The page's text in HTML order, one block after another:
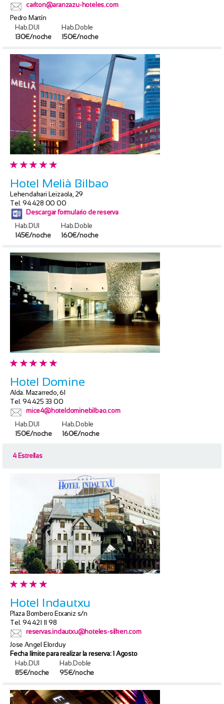
carlton@aranzazu-hoteles.com
Pedro Martín
Hab.DUI
Hab.Doble
130€/noche
150€/noche
Hotel Melià Bilbao
Lehendakari Leizaola, 29
Tel. 94 428 00 00
Descargar formulario de reserva
Hab.DUI
Hab.Doble
145€/noche
160€/noche
Hotel Domine
Alda. Mazarredo, 61
Tel. 94 425 33 00
mice4@hoteldominebilbao.com
Hab.DUI
Hab.Doble
150€/noche
160€/noche
4 Estrellas
Hotel Indautxu
Plaza Bombero Etxaniz s/n
Tel. 94 421 11 98
reservas.indautxu@hoteles-silken.com
Jose Angel Elorduy
Fecha límite para realizar la reserva: 1 Agosto
Hab.DUI
Hab.Doble
85€/noche
95€/noche